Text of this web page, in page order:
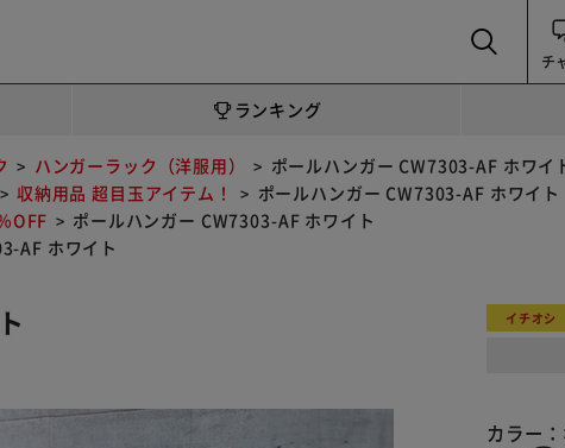
チ
ランキング
ハンガーラック（洋服用）
ポールハンガー CW7303-AF ホワイ
収納用品 超目玉アイテム！
ポールハンガー CW7303-AF ホワイト
OFF
ポールハンガー CW7303-AF ホワイト
AF ホワイト
イチオシ
カラー：